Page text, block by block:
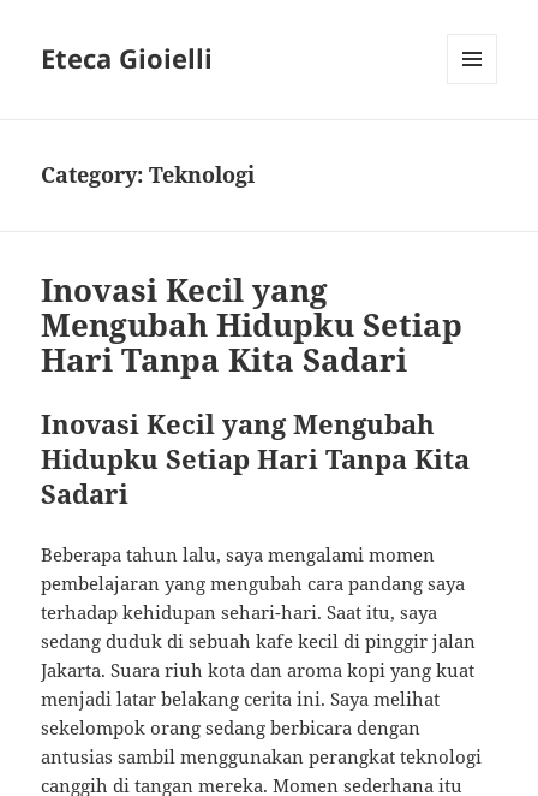
Eteca Gioielli
Category:Teknologi
Inovasi Kecil yang
Mengubah Hidupku Setiap
Hari Tanpa Kita Sadari
Inovasi Kecil yang Mengubah
Hidupku Setiap Hari Tanpa Kita
Sadari
Beberapa tahun lalu, saya mengalami momen
pembelajaran yang mengubah cara pandang saya
terhadap kehidupan sehari-hari. Saat itu, saya
sedang duduk di sebuah kafe kecil di pinggir jalan
Jakarta. Suara riuh kota dan aroma kopi yang kuat
menjadi latar belakang cerita ini. Saya melihat
sekelompok orang sedang berbicara dengan
antusias sambil menggunakan perangkat teknologi
canggih di tangan mereka. Momen sederhana itu